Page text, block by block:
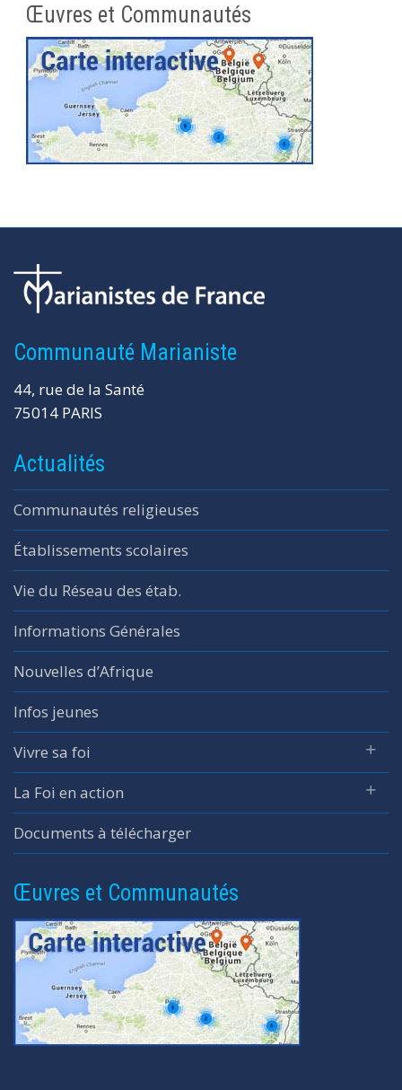
Œuvres et Communautés
Communauté Marianiste
44, rue de la Santé
75014 PARIS
Actualités
Communautés religieuses
Établissements scolaires
Vie du Réseau des étab.
Informations Générales
Nouvelles d’Afrique
Infos jeunes
Vivre sa foi
La Foi en action
Documents à télécharger
Œuvres et Communautés